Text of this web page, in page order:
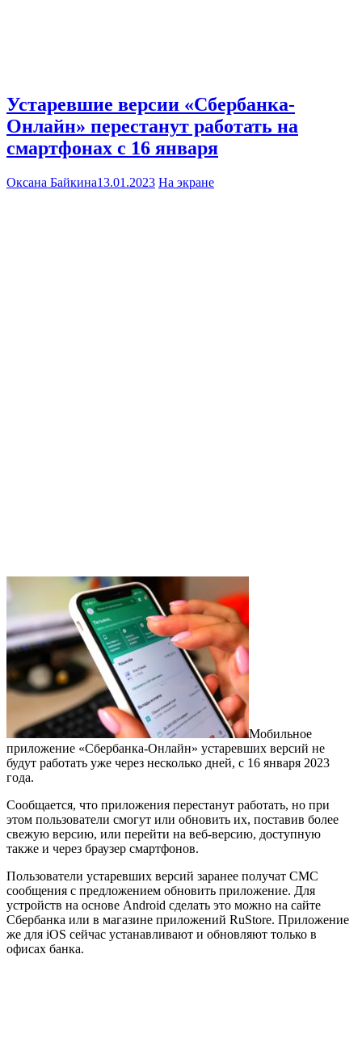
Устаревшие версии «Сбербанка-
Онлайн» перестанут работать на
смартфонах с 16 января
Оксана Байкина13.01.2023 На экране
Мобильное
приложение «Сбербанка-Онлайн» устаревших версий не
будут работать уже через несколько дней, с 16 января 2023
года.
Сообщается, что приложения перестанут работать, но при
этом пользователи смогут или обновить их, поставив более
свежую версию, или перейти на веб-версию, доступную
также и через браузер смартфонов.
Пользователи устаревших версий заранее получат СМС
сообщения с предложением обновить приложение. Для
устройств на основе Android сделать это можно на сайте
Сбербанка или в магазине приложений RuStore. Приложение
же для iOS сейчас устанавливают и обновляют только в
офисах банка.